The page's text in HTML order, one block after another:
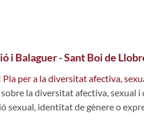
i Balaguer-Sant Boi de
Pla per a la diversitat afectiva,
la diversitat afectiva, sexual
sexual, identitat de gènere o